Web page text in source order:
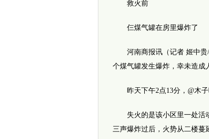
救火前
仨煤气罐在房里爆炸了
河南商报讯（记者 姬中贵/
个煤气罐发生爆炸，幸未造成
昨天下午2点13分，@木子
失火的是该小区里一处活动
三声爆炸过后，火势从二楼蔓